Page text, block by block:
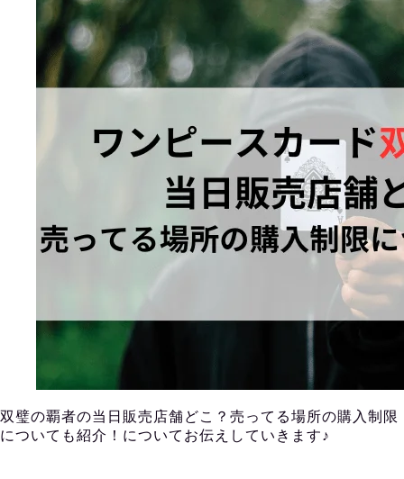
双璧の覇者の当日販売店舗どこ？売ってる場所の購入制限
についても紹介！についてお伝えしていきます♪